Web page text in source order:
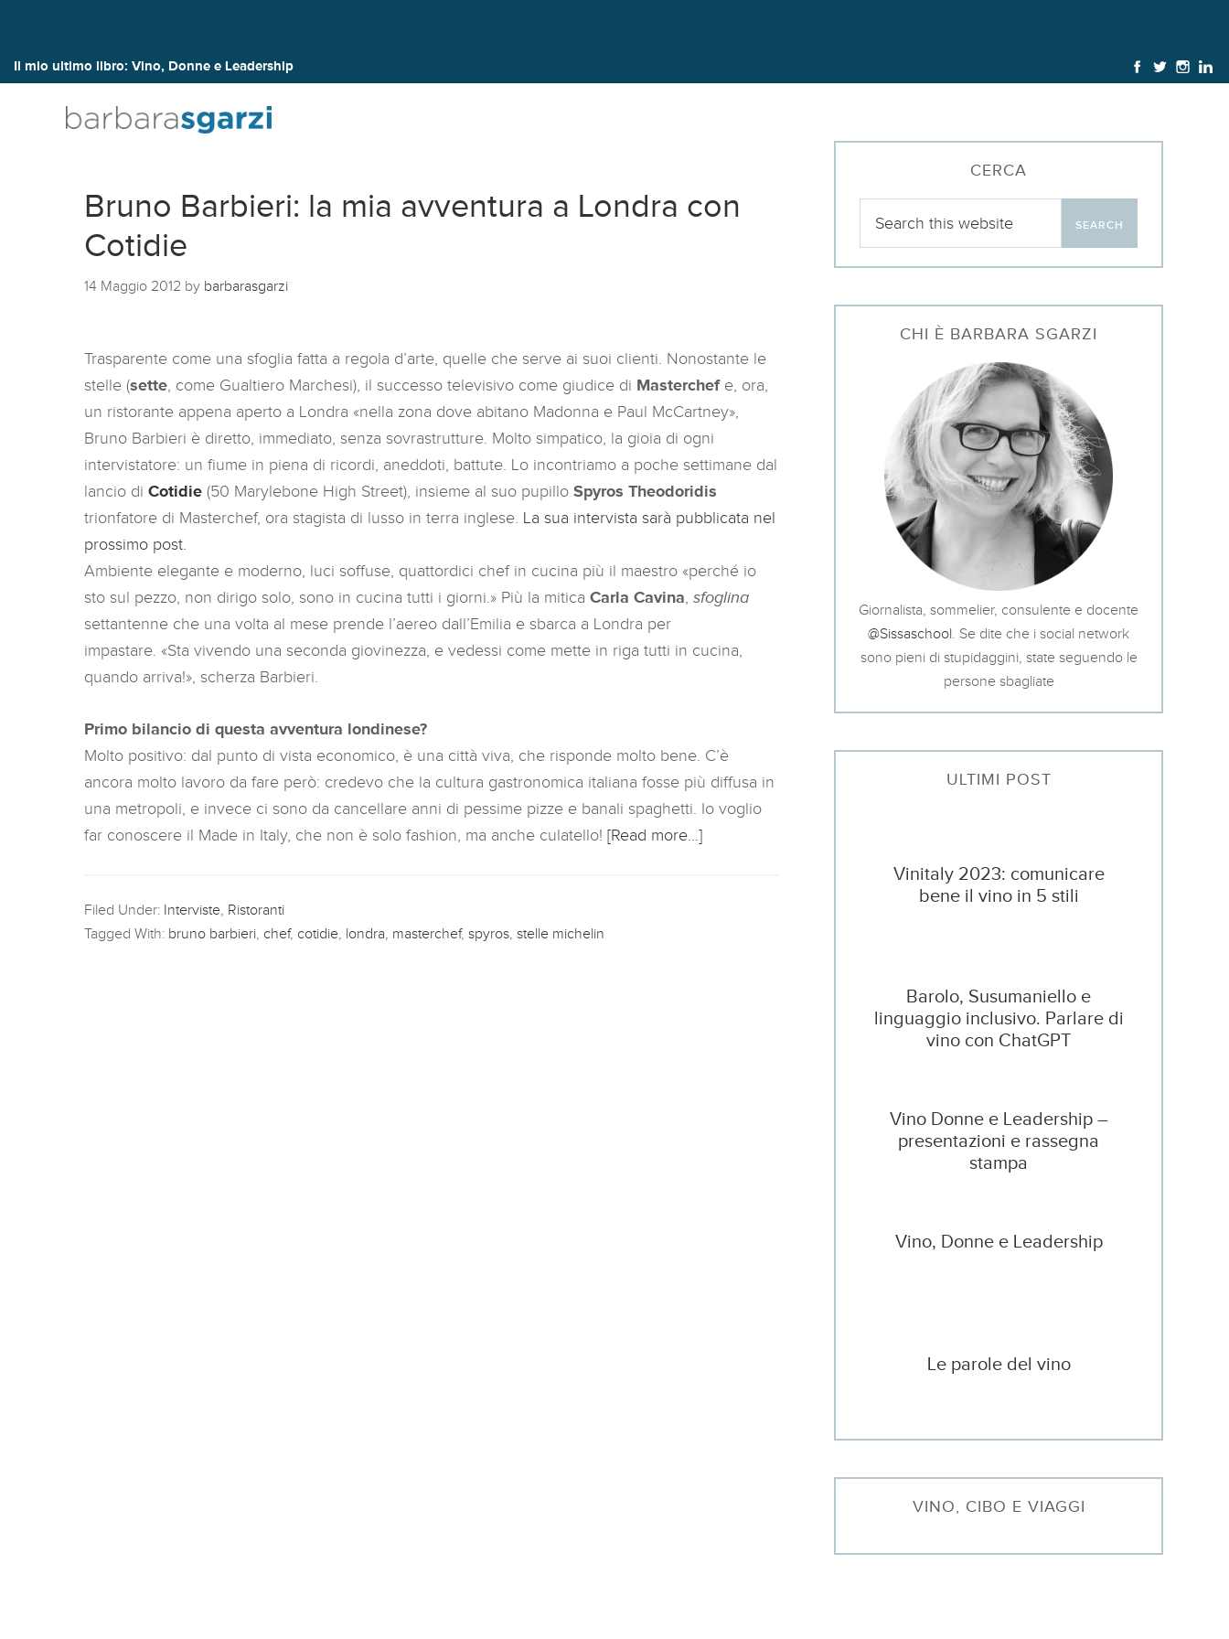
Il mio ultimo libro: Vino, Donne e Leadership
Bruno Barbieri: la mia avventura a Londra con
Cotidie
14 Maggio 2012 by barbarasgarzi
Trasparente come una sfoglia fatta a regola d’arte, quelle che serve ai suoi clienti. Nonostante le
stelle (sette, come Gualtiero Marchesi), il successo televisivo come giudice di Masterchefe, ora,
un ristorante appena aperto a Londra «nella zona dove abitano Madonna e Paul McCartney»,
Bruno Barbieri è diretto, immediato, senza sovrastrutture. Molto simpatico, la gioia di ogni
intervistatore: un fiume in piena di ricordi, aneddoti, battute. Lo incontriamo a poche settimane dal
lancio di Cotidie (50 Marylebone High Street), insieme al suo pupillo Spyros Theodoridis
trionfatore di Masterchef, ora stagista di lusso in terra inglese. La sua intervista sarà pubblicata nel
prossimo post.
Ambiente elegante e moderno, luci soffuse, quattordici chef in cucina più il maestro «perché io
sto sul pezzo, non dirigo solo, sono in cucina tutti i giorni.» Più la mitica Carla Cavina, sfoglina
settantenne che una volta al mese prende l’aereo dall’Emilia e sbarca a Londra per
impastare. «Sta vivendo una seconda giovinezza, e vedessi come mette in riga tutti in cucina,
quando arriva!», scherza Barbieri.
Primo bilancio di questa avventura londinese?
Molto positivo: dal punto di vista economico, è una città viva, che risponde molto bene. C’è
ancora molto lavoro da fare però: credevo che la cultura gastronomica italiana fosse più diffusa in
una metropoli, e invece ci sono da cancellare anni di pessime pizze e banali spaghetti. Io voglio
far conoscere il Made in Italy, che non è solo fashion, ma anche culatello! [Read more…]
Filed Under: Interviste Ristoranti
Tagged With: bruno barbieri chef, cotidie londra masterchef, spyros stelle michelin
CERCA
CHI È BARBARA SGARZI
Giornalista, sommelier, consulente e docente
@Sissaschool . Se dite che i social network
sono pieni di stupidaggini, state seguendo le
persone sbagliate
ULTIMI POST
Vinitaly 2023: comunicare
bene il vino in 5 stili
Barolo, Susumaniello e
linguaggio inclusivo. Parlare di
vino con ChatGPT
Vino Donne e Leadership –
presentazioni e rassegna
stampa
Vino, Donne e Leadership
Le parole del vino
VINO, CIBO E VIAGGI